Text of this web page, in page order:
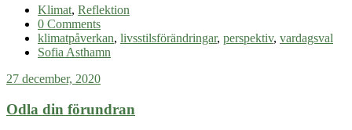
Klimat, Reflektion
0 Comments
klimatpåverkan, livsstilsförändringar, perspektiv, vardagsval
Sofia Asthamn
27 december, 2020
Odla din förundran